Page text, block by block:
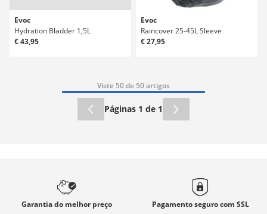
Evoc
Hydration Bladder 1,5L
€ 43,95
Evoc
Raincover 25-45L Sleeve
€ 27,95
Viste 50 de 50 artigos
Páginas 1 de 1
Garantiado melhor preço Pagamento seguro com SSL